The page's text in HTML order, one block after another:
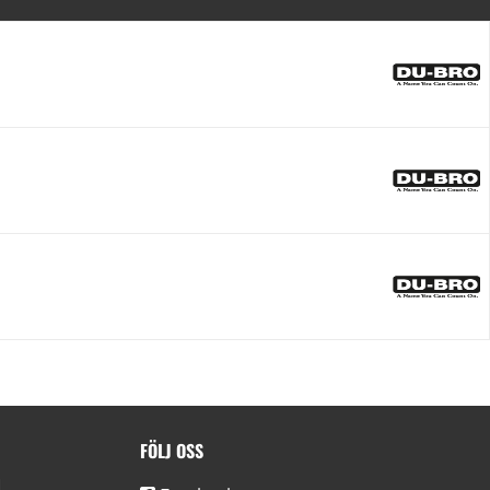
FÖLJ OSS